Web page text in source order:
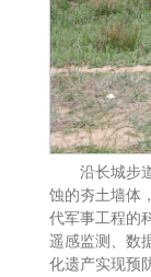
沿长城步
蚀的夯土墙体
代军事工程的
遥感监测、数
化遗产实现预